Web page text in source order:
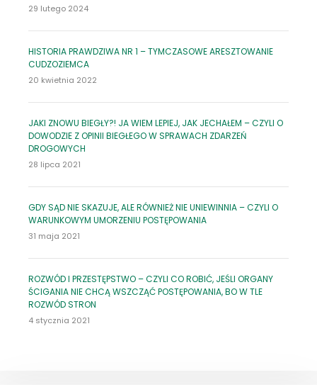
29 lutego 2024
HISTORIA PRAWDZIWA NR 1 – TYMCZASOWE ARESZTOWANIE
CUDZOZIEMCA
20 kwietnia 2022
JAKI ZNOWU BIEGŁY?! JA WIEM LEPIEJ, JAK JECHAŁEM – CZYLI O
DOWODZIE Z OPINII BIEGŁEGO W SPRAWACH ZDARZEŃ
DROGOWYCH
28 lipca 2021
GDY SĄD NIE SKAZUJE, ALE RÓWNIEŻ NIE UNIEWINNIA – CZYLI O
WARUNKOWYM UMORZENIU POSTĘPOWANIA
31 maja 2021
ROZWÓD I PRZESTĘPSTWO – CZYLI CO ROBIĆ, JEŚLI ORGANY
ŚCIGANIA NIE CHCĄ WSZCZĄĆ POSTĘPOWANIA, BO W TLE
ROZWÓD STRON
4 stycznia 2021